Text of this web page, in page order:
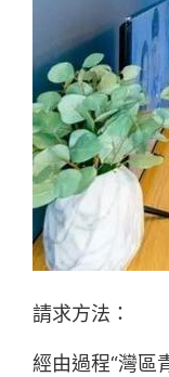
請求方法：
經由過程“灣區